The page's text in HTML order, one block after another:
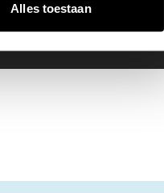
Alles toestaan